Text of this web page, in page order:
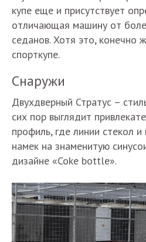
купе еще и присутствует
отличающая машину от
седанов. Хотя это, конечно
спорткупе.
Снаружи
Двухдверный Стратус –
сих пор выглядит
профиль, где линии стекол
намек на знаменитую
дизайне «Coke bottle».